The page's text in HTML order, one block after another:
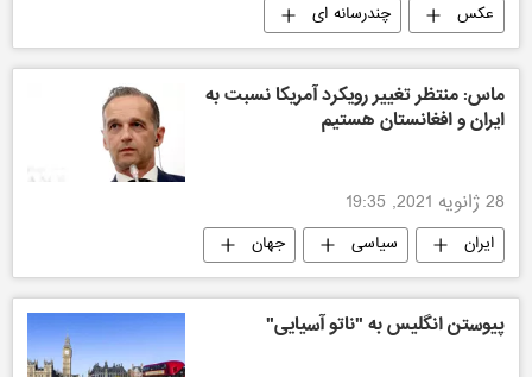
عکس چندرسانه ای
ماس: منتظر تغییر رویکرد آمریکا نسبت به
ایران و افغانستان هستیم
28 ژانویه 2021, 19:35
ایران سیاسی جهان
پیوستن انگلیس به "ناتو آسیایی"